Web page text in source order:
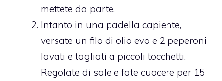
mettete da parte.
Intanto in una padella capiente,
versate un filo di olio evo e 2 peperoni
lavati e tagliati a piccoli tocchetti.
Regolate di sale e fate cuocere per 15